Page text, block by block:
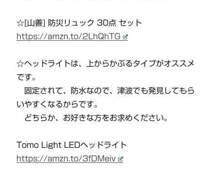
☆[山善] 防災リュック 30点 セット
https://amzn.to/2LhQhTG
☆ヘッドライトは、上からかぶるタイプがオススメ
です。
固定されて、防水なので、津波でも発見してもら
いやすくなるからです。
どちらか、お好きな方をお求めください。
Tomo Light LEDヘッドライト
https://amzn.to/3fDMeiv